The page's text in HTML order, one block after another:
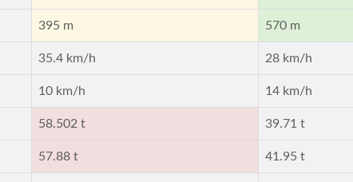
395 m 570 m
35.4 km/h 28 km/h
10 km/h 14 km/h
58.502 t 39.71 t
57.88 t 41.95 t